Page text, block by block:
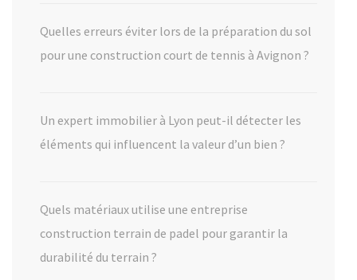
Quelles erreurs éviter lors de la préparation du sol
pour une construction court de tennis à Avignon ?
Un expert immobilier à Lyon peut-il détecter les
éléments qui influencent la valeur d’un bien ?
Quels matériaux utilise une entreprise
construction terrain de padel pour garantir la
durabilité du terrain ?